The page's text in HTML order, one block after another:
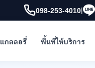
098-253-4010|
แกลลอรี่ พื้นที่ให้บริการ